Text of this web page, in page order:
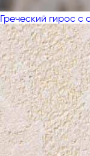
Греческий гирос с